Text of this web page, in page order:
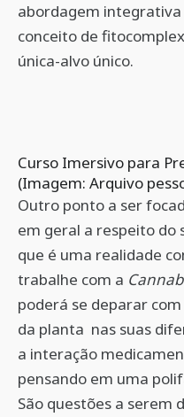
abordagem
conceito de
única-alvo único.
Curso Imersivo para
(Imagem: Arquivo
Outro ponto a ser
em geral a respeito do
que é uma realidade
trabalhe com a
poderá se deparar
da planta nas suas
a interação
pensando em uma
São questões a serem